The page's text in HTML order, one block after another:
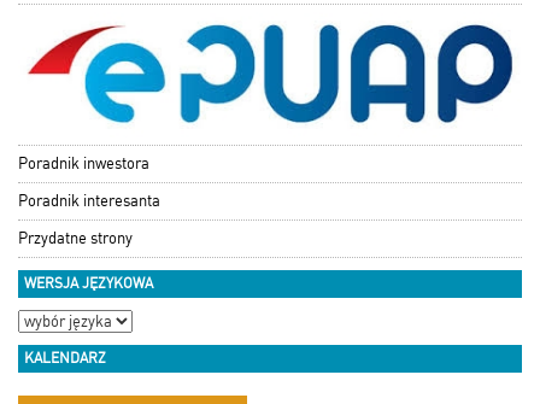
Poradnik inwestora
Poradnik interesanta
Przydatne strony
WERSJA JĘZYKOWA
KALENDARZ